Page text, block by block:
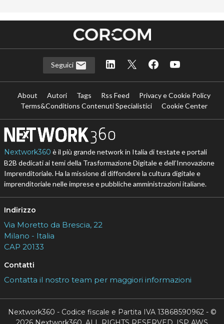
Seguici
About Autori Tags Rss Feed
Privacy e Cookie Policy
Terms&Conditions Contenuti Specialistici
Cookie Center
Nextwork360 è il più grande network in Italia di testate e portali
B2B dedicati ai temi della Trasformazione Digitale e dell’Innovazione
Imprenditoriale. Ha la missione di diffondere la cultura digitale e
imprenditoriale nelle imprese e pubbliche amministrazioni italiane.
Indirizzo
Via Moretto da Brescia, 22
Milano - Italia
CAP 20133
Contatti
Contatta il nostro team per maggiori informazioni
Nextwork360 - Codice fiscale e Partita IVA 13868590962 - ©